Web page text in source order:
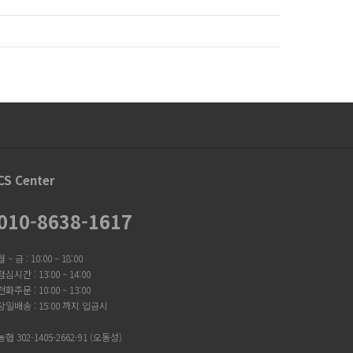
Center
8638-1617
~ 금 : 10:00 ~ 18:00
심시간 : 13:00 ~ 14:00
화주문 : 10:00 ~ 13:00
일배송 : 15:00 까지 입금시
협 302-1405-2662-91 (오동성)